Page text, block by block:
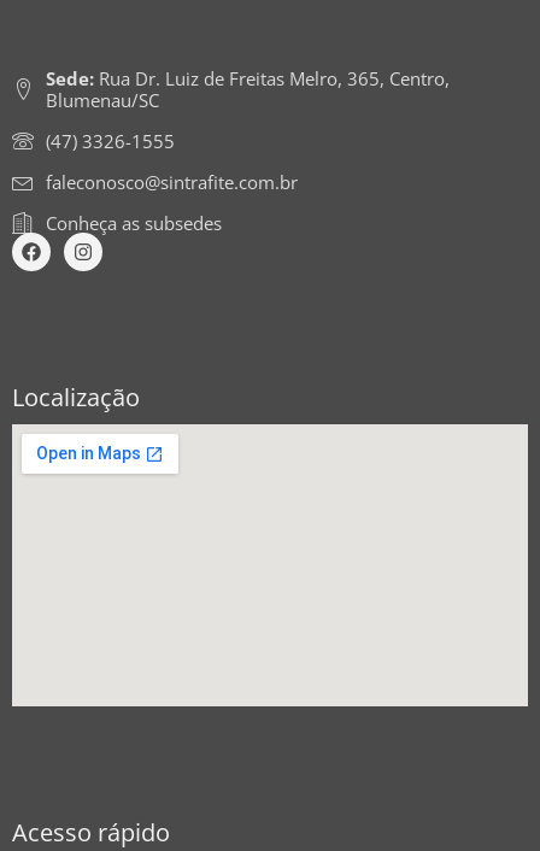
Sede:Rua Dr. Luiz de Freitas Melro, 365, Centro,
Blumenau/SC
(47) 3326-1555
faleconosco@sintrafite.com.br
Conheça as subsedes
Localização
Acesso rápido